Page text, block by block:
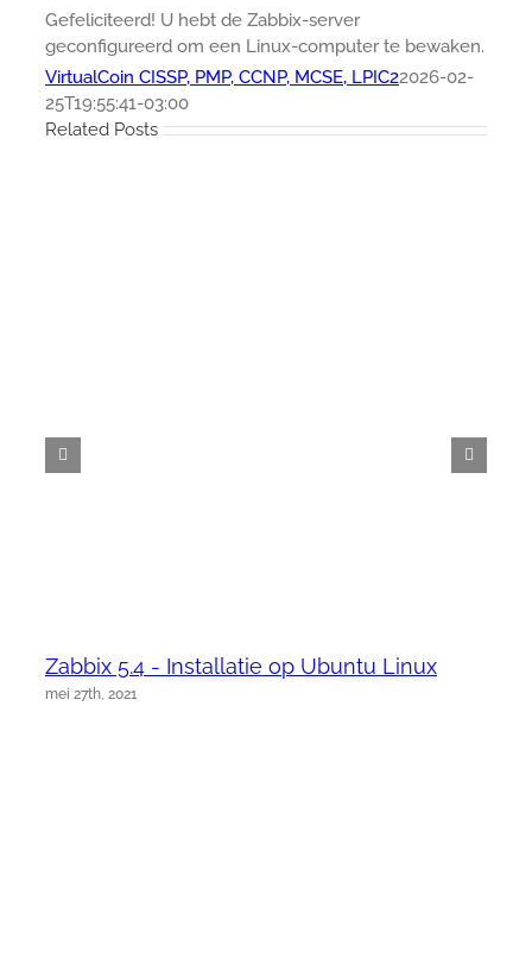
Gefeliciteerd! U hebt de Zabbix-server
geconfigureerd om een Linux-computer te bewaken.
VirtualCoin CISSP, PMP, CCNP, MCSE, LPIC22026-02-
25T19:55:41-03:00
Related Posts
Zabbix 5.4 - Installatie op Ubuntu Linux
mei 27th, 2021